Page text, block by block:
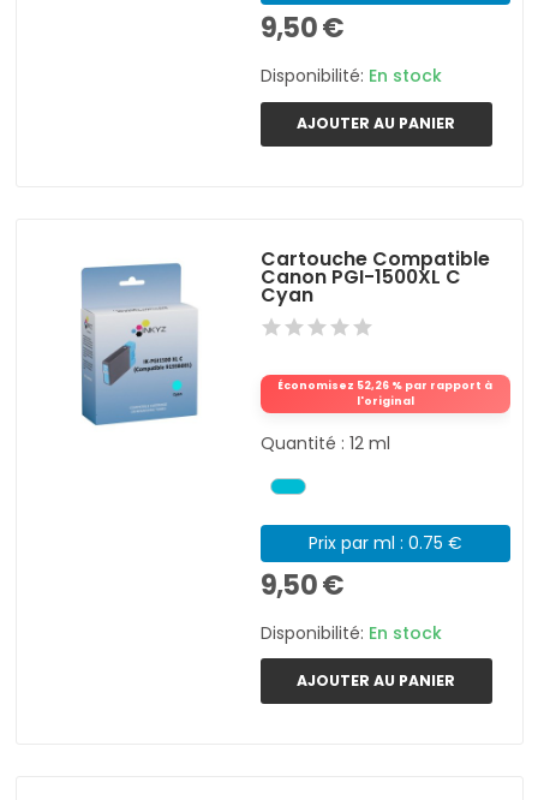
9,50 €
Disponibilité: En stock
AJOUTER AU PANIER
Cartouche Compatible
Canon PGI-1500XL C
Cyan
Économisez 52,26 % par rapport à
l'original
Quantité : 12 ml
Prix par ml : 0.75 €
9,50 €
Disponibilité: En stock
AJOUTER AU PANIER